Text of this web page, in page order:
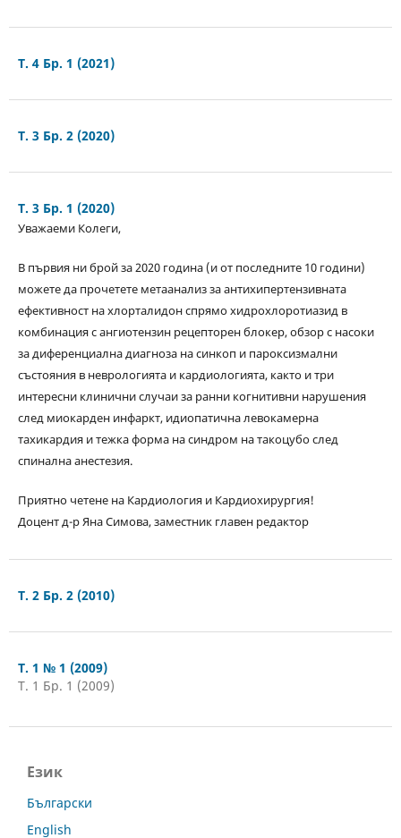
Т. 4 Бр. 1 (2021)
Т. 3 Бр. 2 (2020)
Т. 3 Бр. 1 (2020)
Уважаеми Колеги,
В първия ни брой за 2020 година (и от последните 10 години)
можете да прочетете метаанализ за антихипертензивната
ефективност на хлорталидон спрямо хидрохлоротиазид в
комбинация с ангиотензин рецепторен блокер, обзор с насоки
за диференциална диагноза на синкоп и пароксизмални
състояния в неврологията и кардиологията, както и три
интересни клинични случаи за ранни когнитивни нарушения
след миокарден инфаркт, идиопатична левокамерна
тахикардия и тежка форма на синдром на такоцубо след
спинална анестезия.
Приятно четене на Кардиология и Кардиохирургия!
Доцент д-р Яна Симова, заместник главен редактор
Т. 2 Бр. 2 (2010)
Т. 1 № 1 (2009)
Т. 1 Бр. 1 (2009)
Език
Български
English